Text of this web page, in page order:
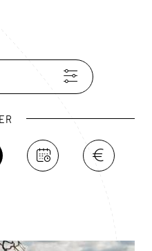
un tour dans les bois
sculptures façonnées à
une crèche.